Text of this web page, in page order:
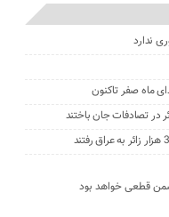
ندارد
قطعی خواهد بود